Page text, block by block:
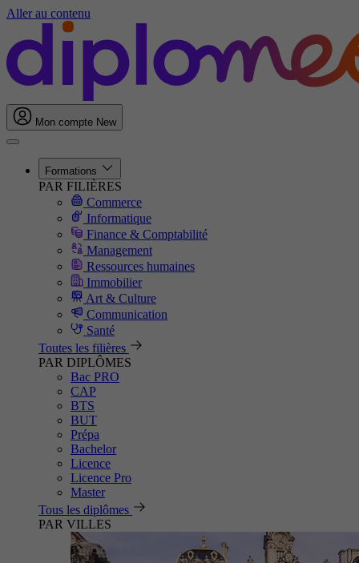
Aller au contenu
Mon compte New
Formations
PAR FILIÈRES
Commerce
Informatique
Finance & Comptabilité
Management
Ressources humaines
Immobilier
Art & Culture
Communication
Santé
Toutes les filières
PAR DIPLÔMES
Bac PRO
CAP
BTS
BUT
Prépa
Bachelor
Licence
Licence Pro
Master
Tous les diplômes
PAR VILLES